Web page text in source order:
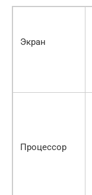
Экран
Процессор